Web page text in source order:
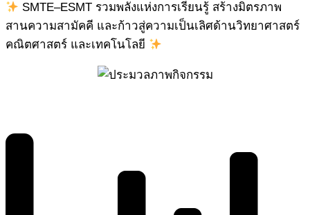
SMTE–ESMT รวมพลังแห่งการเรียนรู้ สร้างมิตรภาพ
สานความสามัคคี และก้าวสู่ความเป็นเลิศด้านวิทยาศาสตร์
คณิตศาสตร์ และเทคโนโลยี